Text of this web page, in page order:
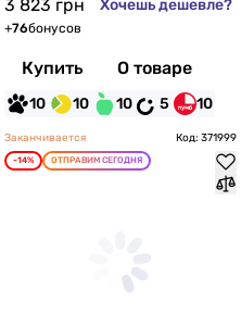
3 823 грн Хочешь дешевле?
+76бонусов
Купить О товаре
10 10 10 5 10
Заканчивается Код: 371999
-14% ОТПРАВИМ СЕГОДНЯ